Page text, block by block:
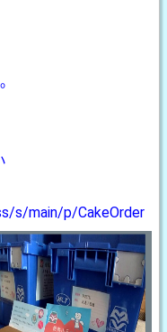
s/main/p/CakeOrder